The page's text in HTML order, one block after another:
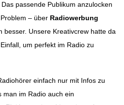
passende Publikum anzulocken
– über Radiowerbung
besser. Unsere Kreativcrew hatte da
um perfekt im Radio zu
einfach nur mit Infos zu
man im Radio auch ein